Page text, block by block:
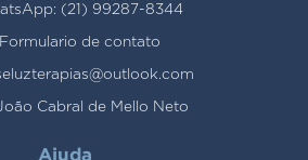
(21) 99287-8344
Formulario de contato
Cabral de Mello Neto
Ajuda